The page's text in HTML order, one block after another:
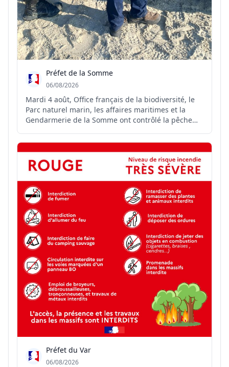
Préfet de la Somme
06/08/2026
Mardi 4 août, Office français de la biodiversité, le
Parc naturel marin, les affaires maritimes et la
Gendarmerie de la Somme ont contrôlé la pêche
samariennes. Plusieurs infractions ont été relevées.
Cette opération vise à préserver durablement la
res...
Préfet du Var
06/08/2026